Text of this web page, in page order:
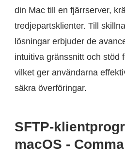
din Mac till en fjärrserver,
tredjepartsklienter. Till
lösningar erbjuder de
intuitiva gränssnitt och stöd
vilket ger användarna
säkra överföringar.
SFTP-
macOS -